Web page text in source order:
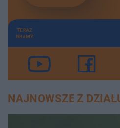
TERAZ
GRAMY
NAJNOWSZE Z